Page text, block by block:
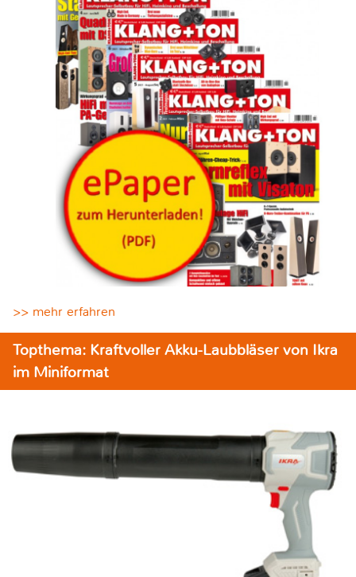
>> mehr erfahren
Topthema: Kraftvoller Akku-Laubbläser von Ikra
im Miniformat